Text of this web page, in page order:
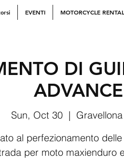
EVENTI MOTORCYCLE RENTAL
DI
ADVANCE
Sun, Oct 30
  |
al perfezionamento
per moto maxienduro